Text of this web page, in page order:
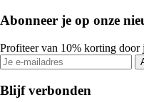
Abonneer je op onze
Profiteer van 10% korting door
Blijf verbonden